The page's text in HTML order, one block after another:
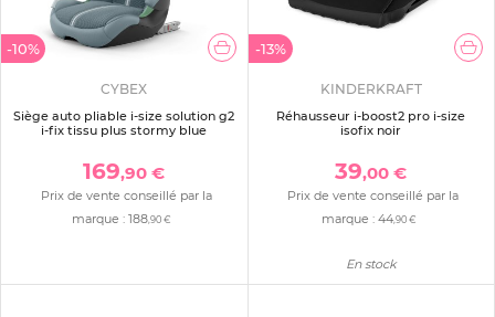
-10%
CYBEX
Siège auto pliable i-size solution g2
i-fix tissu plus stormy blue
169,90 €
Prix de vente conseillé par la
marque :188,90 €
-13%
KINDERKRAFT
Réhausseur i-boost2 pro i-size
isofix noir
39,00 €
Prix de vente conseillé par la
marque : 44,90 €
En stock